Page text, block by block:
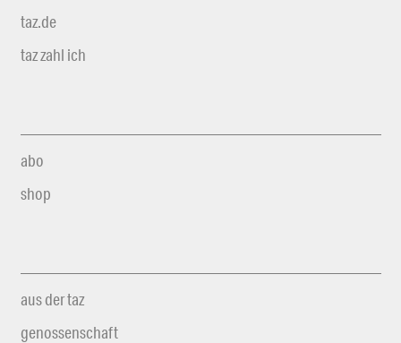
taz.de
taz zahl ich
abo
shop
aus der taz
genossenschaft